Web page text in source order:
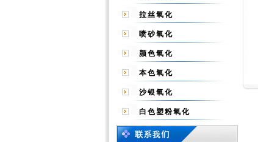
拉丝氧化
喷砂氧化
颜色氧化
本色氧化
沙银氧化
白色塑粉氧化